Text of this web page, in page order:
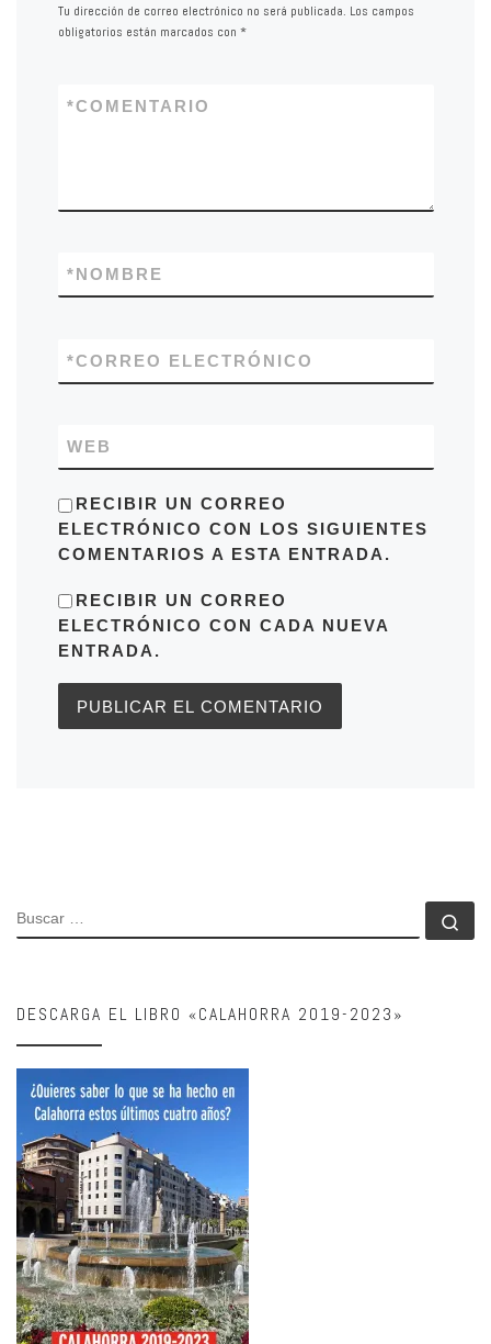
Tu dirección de correo electrónico no será publicada. Los campos
obligatorios están marcados con *
COMENTARIO
*
NOMBRE
*
CORREO ELECTRÓNICO
*
WEB
RECIBIR UN CORREO
ELECTRÓNICO CON LOS SIGUIENTES
COMENTARIOS A ESTA ENTRADA.
RECIBIR UN CORREO
ELECTRÓNICO CON CADA NUEVA
ENTRADA.
BUSCAR
DESCARGA EL LIBRO «CALAHORRA 2019-2023»